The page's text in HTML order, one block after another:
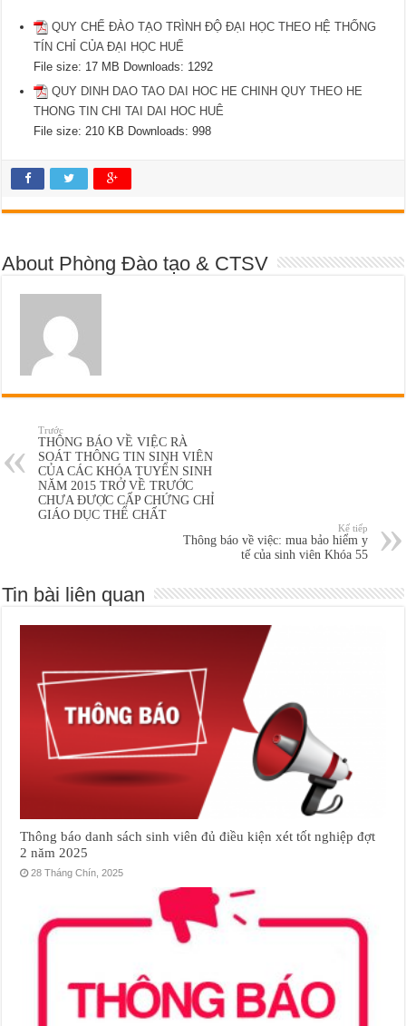
QUY CHẾ ĐÀO TẠO TRÌNH ĐỘ ĐẠI HỌC THEO HỆ THỐNG
TÍN CHỈ CỦA ĐẠI HỌC HUẾ
File size: 17 MB Downloads: 1292
QUY DINH DAO TAO DAI HOC HE CHINH QUY THEO HE
THONG TIN CHI TAI DAI HOC HUÊ
File size: 210 KB Downloads: 998
About Phòng Đào tạo & CTSV
Trước
THÔNG BÁO VỀ VIỆC RÀ
SOÁT THÔNG TIN SINH VIÊN
CỦA CÁC KHÓA TUYỂN SINH
NĂM 2015 TRỞ VỀ TRƯỚC
CHƯA ĐƯỢC CẤP CHỨNG CHỈ
GIÁO DỤC THỂ CHẤT
Kế tiếp
Thông báo về việc: mua bảo hiểm y
tế của sinh viên Khóa 55
Tin bài liên quan
Thông báo danh sách sinh viên đủ điều kiện xét tốt nghiệp đợt
2 năm 2025
28 Tháng Chín, 2025